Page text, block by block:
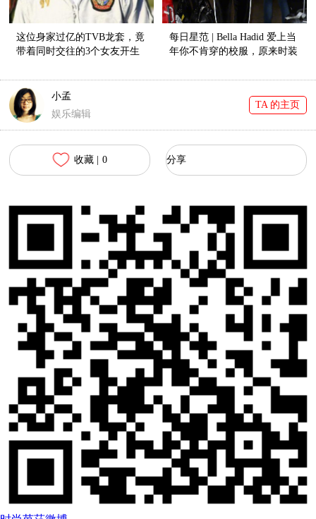
这位身家过亿的TVB龙套，竟
带着同时交往的3个女友开生
每日星范 | Bella Hadid 爱上当
年你不肯穿的校服，原来时装
小孟
娱乐编辑
TA 的主页
收藏 | 0 分享